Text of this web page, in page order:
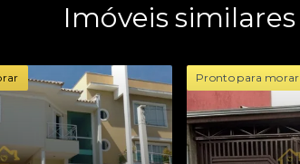
Imóveis similares
Pronto para morar